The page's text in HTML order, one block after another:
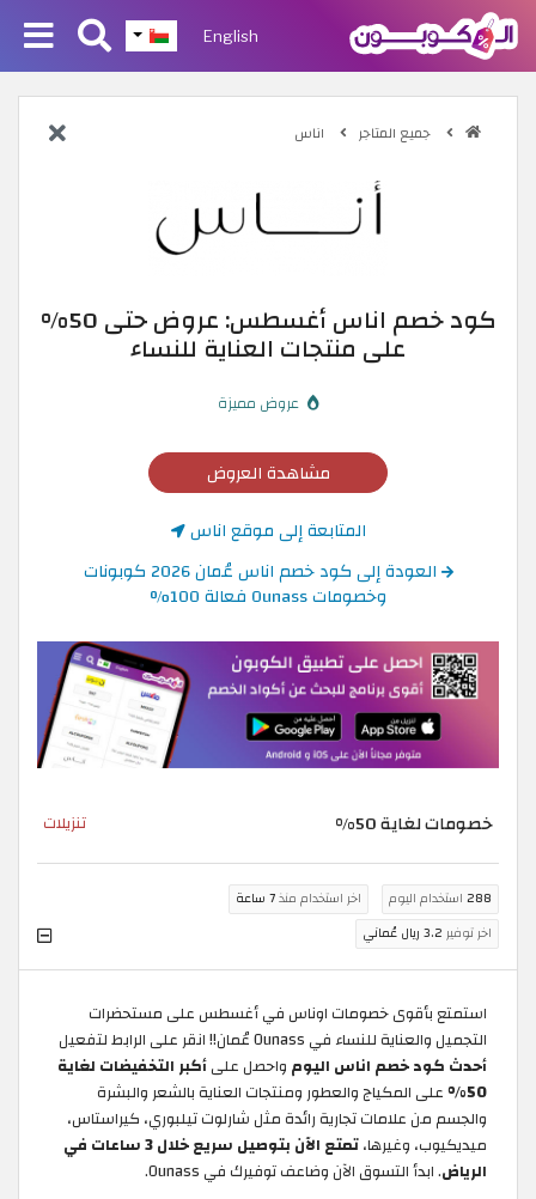
English
جميع المتاجر اناس
كود خصم اناس أغسطس: عروض حتى 50%
على منتجات العناية للنساء
عروض مميزة
مشاهدة العروض
المتابعة إلى موقع اناس
العودة إلى كود خصم اناس عُمان 2026 كوبونات
وخصومات Ounass فعالة 100%
خصومات لغاية 50% تنزيلات
288 استخدام اليوم اخر استخدام منذ7 ساعة
اخر توفير 3.2 ريال عُماني
استمتع بأقوى خصومات اوناس في أغسطس على مستحضرات
التجميل والعناية للنساء في Ounass عُمان!! انقر على الرابط لتفعيل
أحدث كود خصم اناس اليوم واحصل علىأكبر التخفيضات لغاية
50%
على المكياج والعطور ومنتجات العناية بالشعر والبشرة
والجسم من علامات تجارية رائدة مثل شارلوت تيلبوري، كيراستاس،
ميديكيوب، وغيرها،
تمتع الآن بتوصيل سريع خلال 3 ساعات في
الرياض. ابدأ التسوق الآن وضاعف توفيرك في Ounass.